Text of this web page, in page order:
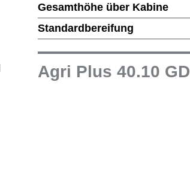
Gesamthöhe über Kabine
Standardbereifung
Agri Plus 40.10 GD